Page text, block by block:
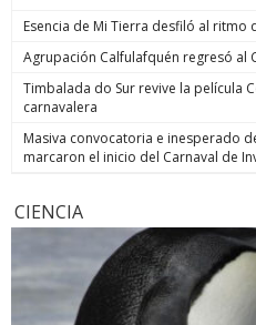
Esencia de Mi Tierra desfiló al
Agrupación Calfulafquén regresó al
Timbalada do Sur revive la película
carnavalera
Masiva convocatoria e inesperado
marcaron el inicio del Carnaval de
CIENCIA